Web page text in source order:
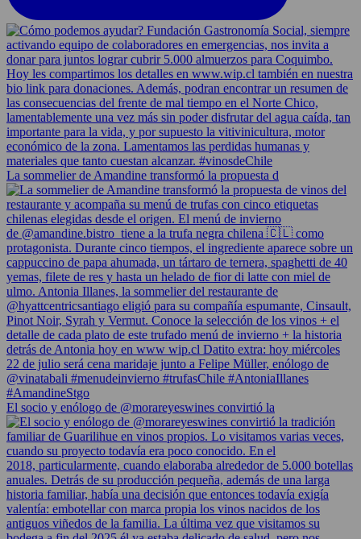
La sommelier de Amandine transformó la propuesta d
El socio y enólogo de @morareyeswines convirtió la